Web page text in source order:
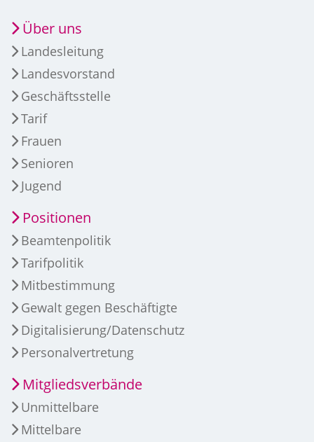
Über uns
Landesleitung
Landesvorstand
Geschäftsstelle
Tarif
Frauen
Senioren
Jugend
Positionen
Beamtenpolitik
Tarifpolitik
Mitbestimmung
Gewalt gegen Beschäftigte
Digitalisierung/Datenschutz
Personalvertretung
Mitgliedsverbände
Unmittelbare
Mittelbare